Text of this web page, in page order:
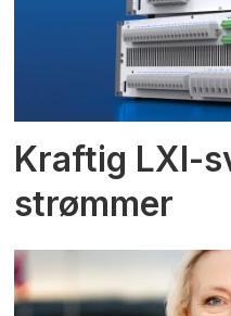
Kraftig LXI-
strømmer